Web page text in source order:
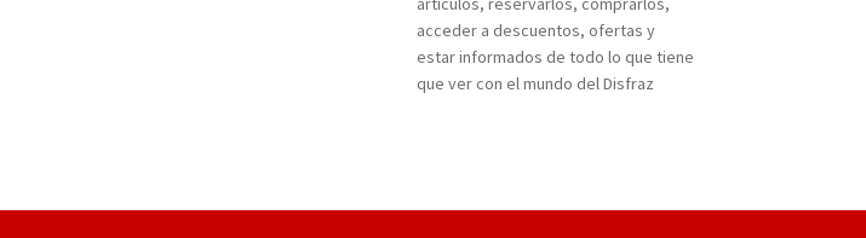
acceder a descuentos, ofertas y
estar informados de todo lo que tiene
que ver con el mundo del Disfraz